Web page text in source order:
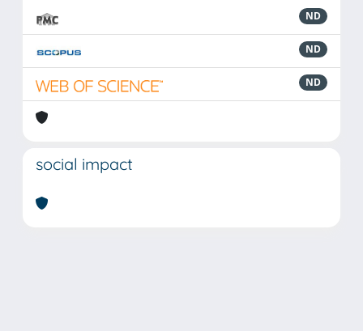
ND
ND
ND
social impact